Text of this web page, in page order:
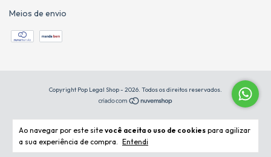
Ao navegar por este site você aceita o uso de cookies para agilizar
a sua experiência de compra. Entendi
Meios de envio
Copyright Pop Legal Shop - 2026. Todos os direitos reservados.